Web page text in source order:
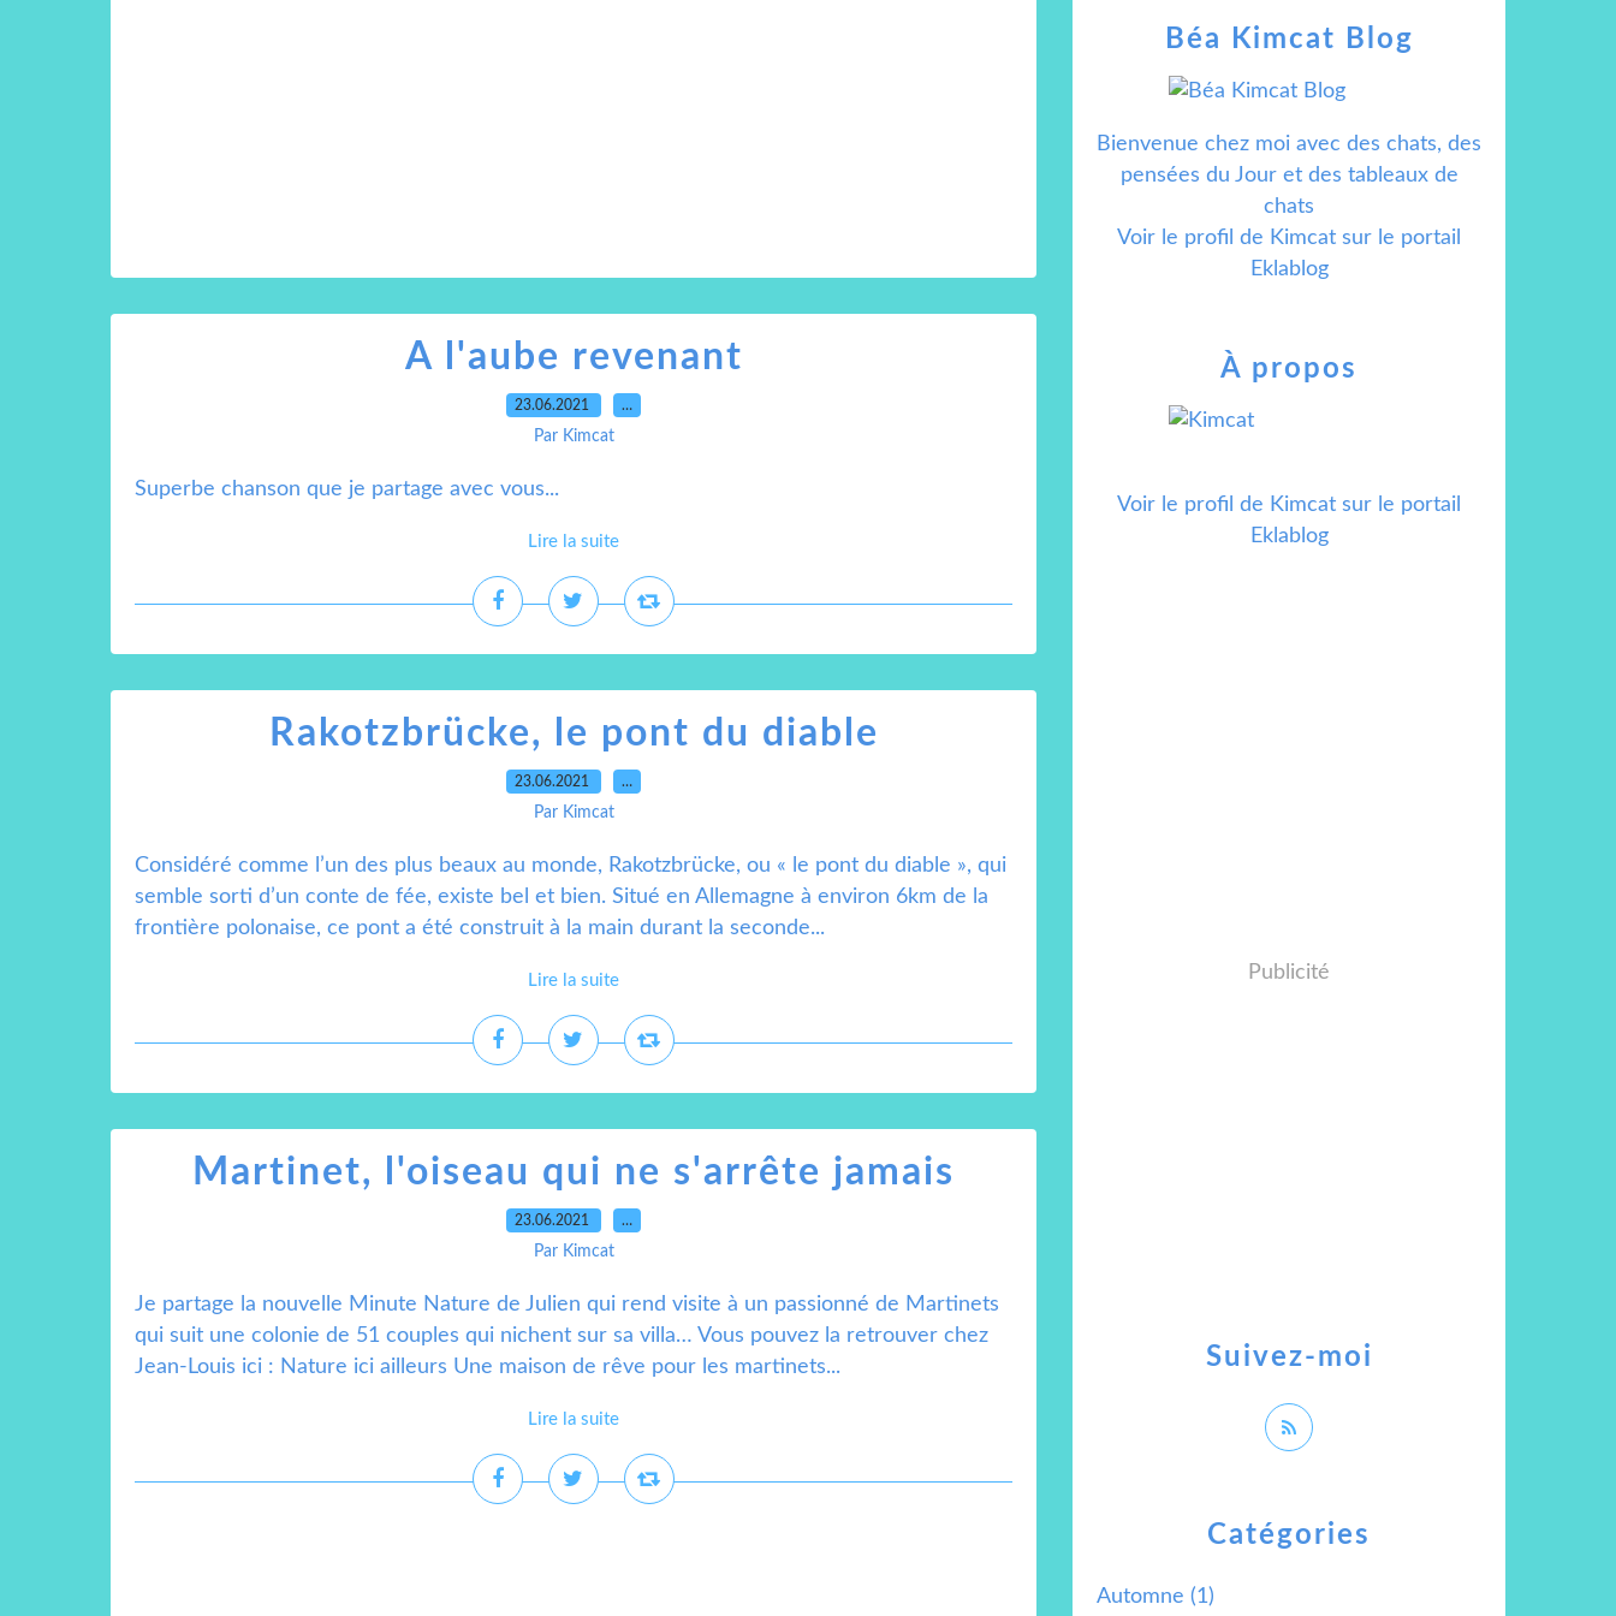
A l'aube revenant
23.06.2021 …
Par Kimcat
Superbe chanson que je partage avec vous...
Lire la suite
Rakotzbrücke, le pont du diable
23.06.2021 …
Par Kimcat
Considéré comme l’un des plus beaux au monde, Rakotzbrücke, ou « le pont du diable », qui
semble sorti d’un conte de fée, existe bel et bien. Situé en Allemagne à environ 6km de la
frontière polonaise, ce pont a été construit à la main durant la seconde...
Lire la suite
Martinet, l'oiseau qui ne s'arrête jamais
23.06.2021 …
Par Kimcat
Je partage la nouvelle Minute Nature de Julien qui rend visite à un passionné de Martinets
qui suit une colonie de 51 couples qui nichent sur sa villa… Vous pouvez la retrouver chez
Jean-Louis ici : Nature ici ailleurs Une maison de rêve pour les martinets...
Lire la suite
Catégories
Automne (1)
Béa Kimcat Blog
Bienvenue chez moi avec des chats, des
pensées du Jour et des tableaux de
chats
Voir le profil de Kimcat sur le portail
Eklablog
Suivez-moi
À propos
Voir le profil de Kimcat sur le portail
Eklablog
Publicité